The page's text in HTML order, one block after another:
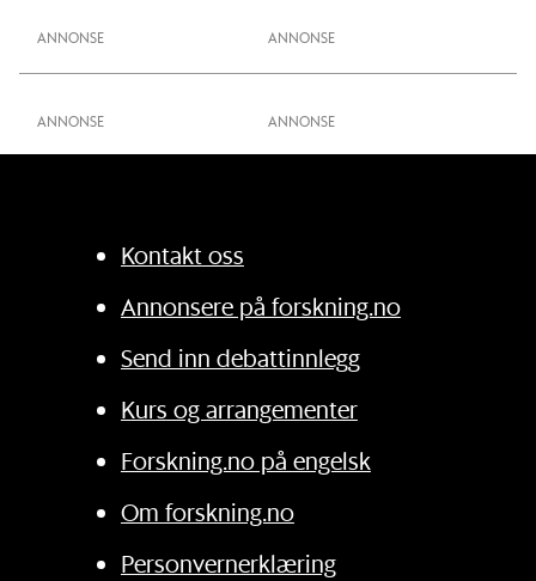
ANNONSE
ANNONSE
Kontakt oss
Annonsere på forskning.no
Send inn debattinnlegg
Kurs og arrangementer
Forskning.no på engelsk
Om forskning.no
Personvernerklæring